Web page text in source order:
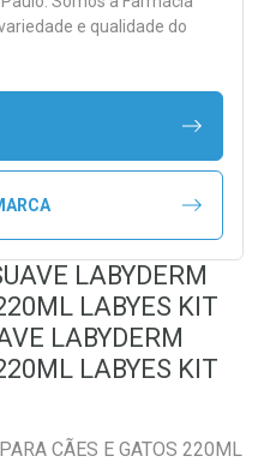
e qualidade do
LABYDERM
LABYES KIT
LABYDERM
LABYES KIT
CÃES E GATOS 220ML